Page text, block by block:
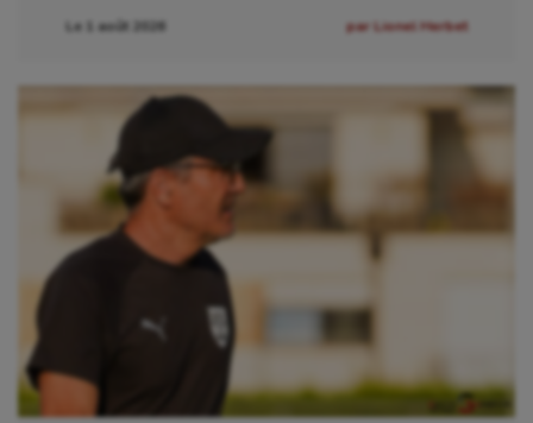
Tir à l'arc
Triathlon
Ultimate frisbee
UNSS
Wakeboard
Le 1 août 2026 par Lionel Herbet